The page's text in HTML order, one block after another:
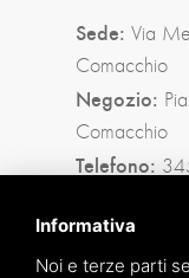
Sede: Via
Comacchio
Negozio:
Comacchio
Telefono:
Privacy policy
Informativa
Noi e terze parti